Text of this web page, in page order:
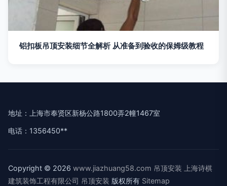
铝扣板吊顶安装细节全解析 从准备到验收的保姆级教程
地址：上海市奉贤区新杨公路1800弄2幢1467室
电话：1356450**
Copyright © 2026 www.jiazhuang58.com 吊顶安装
上海诗棋
建筑装饰工程有限公司 吊顶安装 版权所有 Sitemap